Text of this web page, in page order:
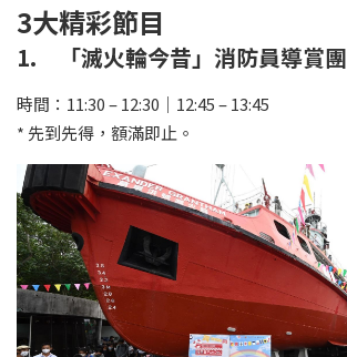
3大精彩節目
1. 「滅火輪今昔」消防員導賞團
時間：11:30 – 12:30｜12:45 – 13:45
* 先到先得，額滿即止。